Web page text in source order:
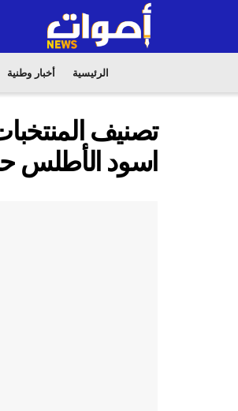
الرئيسية أخبار وطنية
تصنيف
اسود الأطلس